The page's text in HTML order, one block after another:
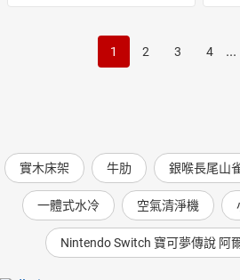
1 2 3 4 ...
實木床架 牛肋 銀喉長尾山
一體式水冷 空氣清淨機
Nintendo Switch 寶可夢傳說 阿